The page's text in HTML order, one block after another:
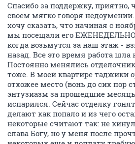
Спасибо за поддержку, приятно,
своем мягко говоря
хочу сказать, что начиная с
мы посещали его
когда возьмутся за наш этаж -
назад. Все это время работа шла
Постоянно менялись
тоже. В моей квартире таджики
отхожее место (вонь до сих пор
энтузиазм за прошедшие
испарился. Сейчас отделку
делают как попало и из чего
некоторые считают так: не
слава Богу, но у меня после